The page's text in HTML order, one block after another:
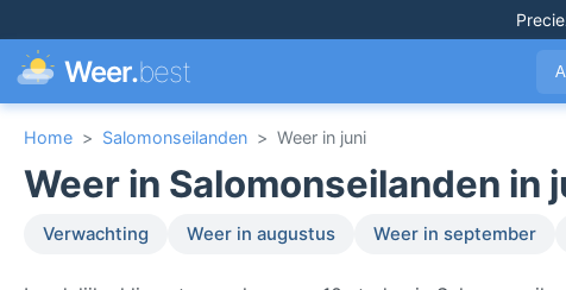
Weer.best
Home > Salomonseilanden > Weer in juni
Weer in Salomonseilanden in
Verwachting Weer in augustus Weer in september